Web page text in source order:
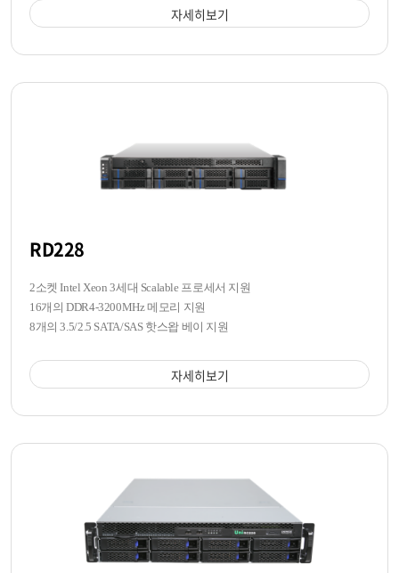
자세히보기
RD228
2소켓 Intel Xeon 3세대 Scalable 프로세서 지원
16개의 DDR4-3200MHz 메모리 지원
8개의 3.5/2.5 SATA/SAS 핫스왑 베이 지원
자세히보기